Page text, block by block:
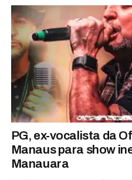
PG, ex-vocalista da
Manaus para show
Manauara